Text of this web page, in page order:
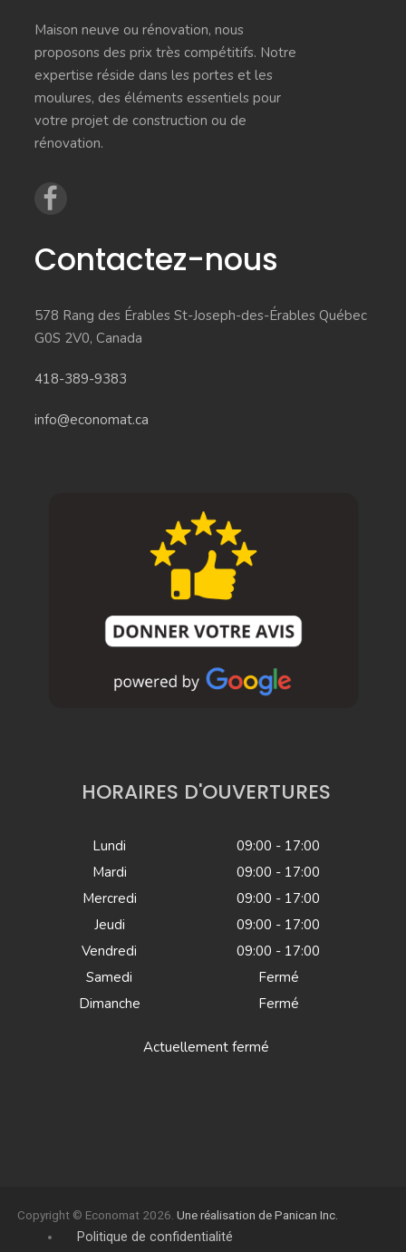
Maison neuve ou rénovation, nous
proposons des prix très compétitifs. Notre
expertise réside dans les portes et les
moulures, des éléments essentiels pour
votre projet de construction ou de
rénovation.
Contactez-nous
578 Rang des Érables St-Joseph-des-Érables Québec
G0S 2V0, Canada
418-389-9383
info@economat.ca
HORAIRES D'OUVERTURES
Lundi
09:00 - 17:00
Mardi
09:00 - 17:00
Mercredi
09:00 - 17:00
Jeudi
09:00 - 17:00
Vendredi
09:00 - 17:00
Samedi
Fermé
Dimanche
Fermé
Actuellement fermé
Copyright © Economat 2026. Une réalisation de Panican Inc.
Politique de confidentialité